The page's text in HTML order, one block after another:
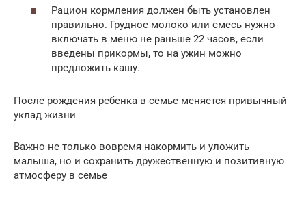
Рацион кормления должен быть установлен
правильно. Грудное молоко или смесь нужно
включать в меню не раньше 22 часов, если
введены прикормы, то на ужин можно
предложить кашу.
После рождения ребенка в семье меняется привычный
уклад жизни
Важно не только вовремя накормить и уложить
малыша, но и сохранить дружественную и позитивную
атмосферу в семье